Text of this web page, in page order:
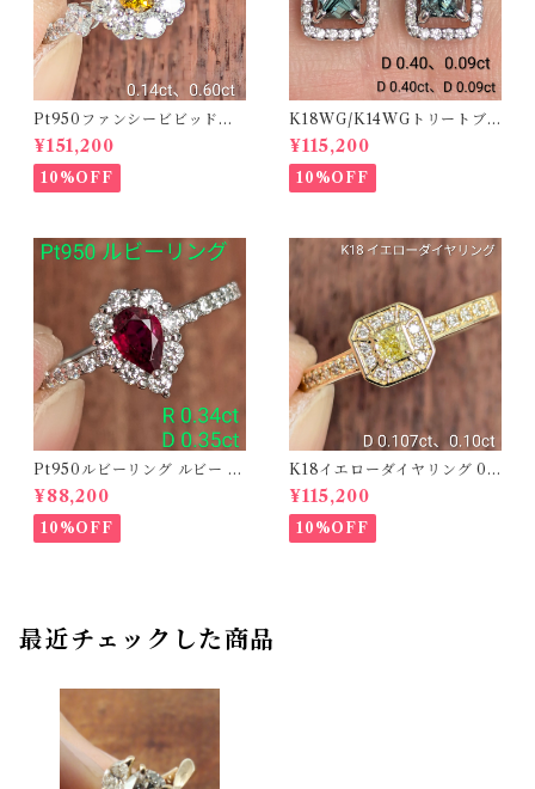
Pt950ファンシービビッドオ
レンジィイエローダイヤリン
グ D 0.144ct D 0.60ct【PR
O208782】
¥151,200
10%OFF
K18WG/K14WGトリートブ
ルーダイヤピアス 【PRO20
8939】
¥115,200
10%OFF
Pt950ルビーリング ルビー 0.
34ct ダイヤモンド 0.35ct【P
RO206885】
¥88,200
10%OFF
K18イエローダイヤリング 0.1
07ct D 0.10ct【PRO20878
1】
¥115,200
10%OFF
最近チェックした商品